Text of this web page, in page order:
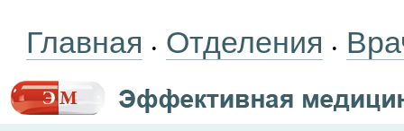
Главная • Отделения •